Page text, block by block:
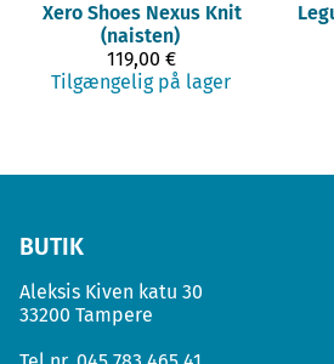
Xero Shoes Nexus Knit
(naisten)
119,00 €
Tilgængelig på lager
BUTIK
Aleksis Kiven katu 30
33200 Tampere